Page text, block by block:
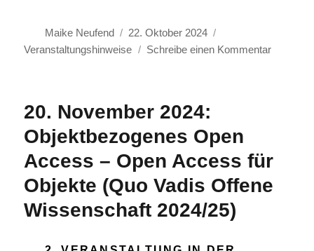
Autor
Maike Neufend
Veröffentlicht
am
22. Oktober 2024
Veranstaltungshinweise
Schreibe einen Kommentarzu
20. November 2024:
Objektbezogenes Open
Access – Open Access für
Objekte (Quo Vadis Offene
Wissenschaft 2024/25)